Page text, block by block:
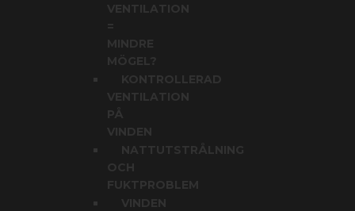
VENTILATION
MINDRE
MÖGEL?
KONTROLLERAD
VENTILATION
PÅ
VINDEN
NATTUTSTRÅLNING
OCH
FUKTPROBLEM
VINDEN